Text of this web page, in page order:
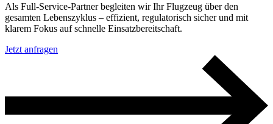
Als Full-Service-Partner begleiten wir Ihr Flugzeug über den
gesamten Lebenszyklus – effizient, regulatorisch sicher und mit
klarem Fokus auf schnelle Einsatzbereitschaft.
Jetzt anfragen